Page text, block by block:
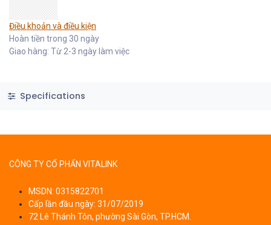
Điều khoản và điều kiện
Hoàn tiền trong 30 ngày
Giao hàng: Từ 2-3 ngày làm việc
Specifications
CÔNG TY CỔ PHẨN VITALINK
MSDN: 0315822701
Cấp lần đầu ngày: 31/07/2019
72 Lê Thánh Tôn, phường Sài Gòn, TP.HCM.